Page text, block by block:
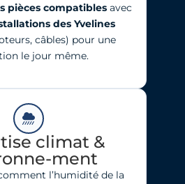
pièces compatiblesavec
des Yvelines
câbles) pour une
le jour même.
climat &
ment
l’humidité de la